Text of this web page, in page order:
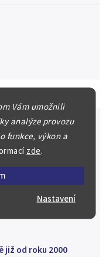
Vám umožnili
analýze provozu
funkce, výkon a
zde.
Nastavení
ceny
bude plně věnovat.
prodáme v naší
již od roku 2000